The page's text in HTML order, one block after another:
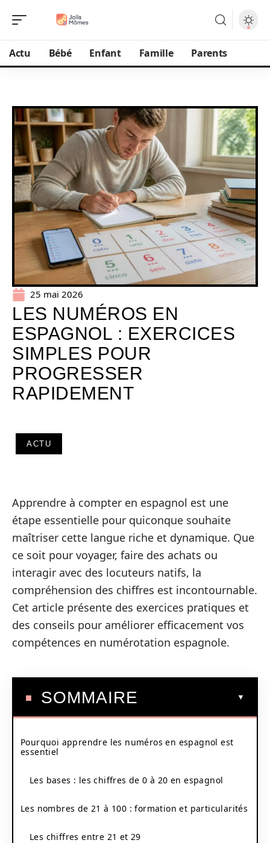
Actu Bébé Enfant Famille Parents
25 mai 2026
LES NUMÉROS EN
ESPAGNOL : EXERCICES
SIMPLES POUR
PROGRESSER
RAPIDEMENT
ACTU
Apprendre à compter en espagnol est une
étape essentielle pour quiconque souhaite
maîtriser cette langue riche et dynamique. Que
ce soit pour voyager, faire des achats ou
interagir avec des locuteurs natifs, la
compréhension des chiffres est incontournable.
Cet article présente des exercices pratiques et
des conseils pour améliorer efficacement vos
compétences en numérotation espagnole.
SOMMAIRE
Pourquoi apprendre les numéros en espagnol est
essentiel
Les bases : les chiffres de 0 à 20 en espagnol
Les nombres de 21 à 100 : formation et particularités
Les chiffres entre 21 et 29